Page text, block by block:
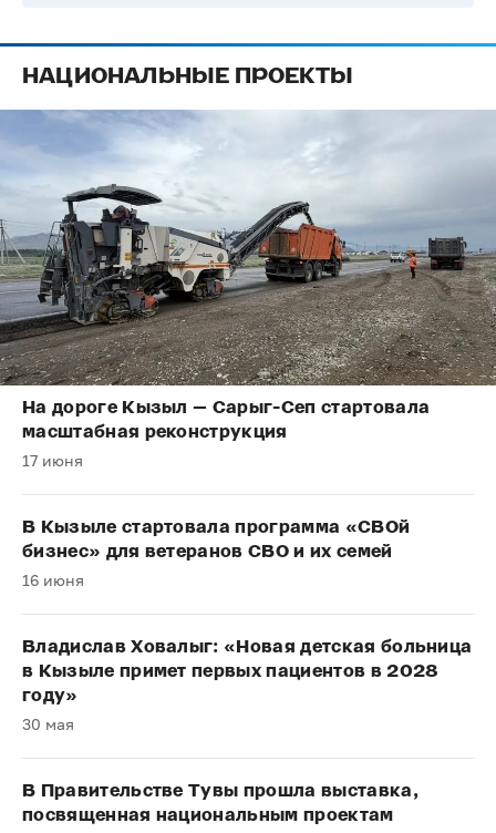
НАЦИОНАЛЬНЫЕ ПРОЕКТЫ
На дороге Кызыл — Сарыг-Сеп стартовала
масштабная реконструкция
17 июня
В Кызыле стартовала программа «СВОй
бизнес» для ветеранов СВО и их семей
16 июня
Владислав Ховалыг: «Новая детская больница
в Кызыле примет первых пациентов в 2028
году»
30 мая
В Правительстве Тувы прошла выставка,
посвященная национальным проектам